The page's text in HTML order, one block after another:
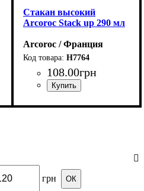
Стакан высокий
Arcoroc Stack up 290 мл
Arcoroc / Франция
H7764
108.00грн
грн ОК